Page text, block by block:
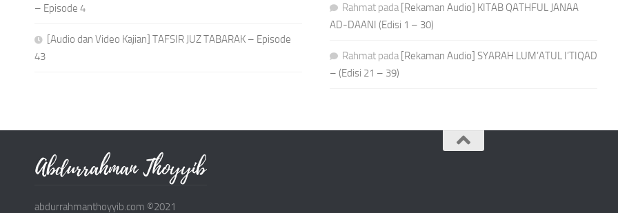
– Episode 4
[Audio dan Video Kajian] TAFSIR JUZ TABARAK – Episode
43
Rahmatpada [Rekaman Audio] KITAB QATHFUL JANAA
AD-DAANI (Edisi 1 – 30)
Rahmatpada [Rekaman Audio] SYARAH LUM’ATUL I’TIQAD
– (Edisi 21 – 39)
abdurrahmanthoyyib.com ©2021